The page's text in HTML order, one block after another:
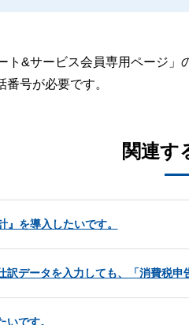
ト&サービス会員専用ページ」
号が必要です。
関連す
を導入したいです。
データを入力しても、「消費税申
です。